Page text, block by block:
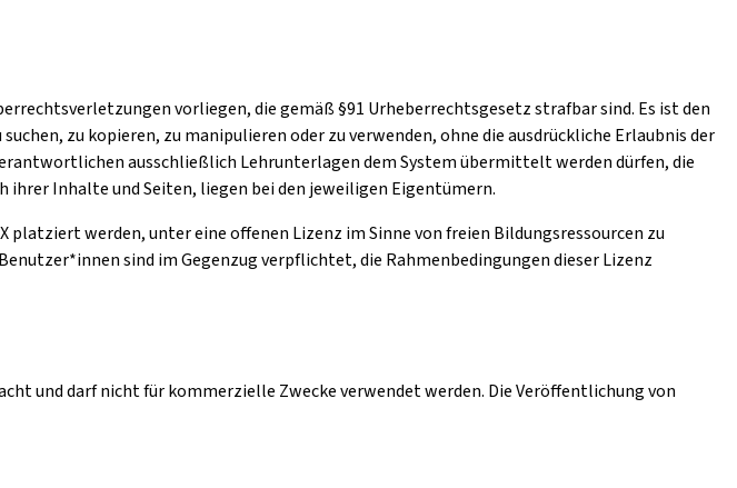
vorliegen, die gemäß §91 Urheberrechtsgesetz strafbar sind. Es ist den
zu kopieren, zu manipulieren oder zu verwenden, ohne die ausdrückliche Erlaubnis der
ausschließlich Lehrunterlagen dem System übermittelt werden dürfen, die
Inhalte und Seiten, liegen bei den jeweiligen Eigentümern.
werden, unter eine offenen Lizenz im Sinne von freien Bildungsressourcen zu
sind im Gegenzug verpflichtet, die Rahmenbedingungen dieser Lizenz
und darf nicht für kommerzielle Zwecke verwendet werden. Die Veröffentlichung von